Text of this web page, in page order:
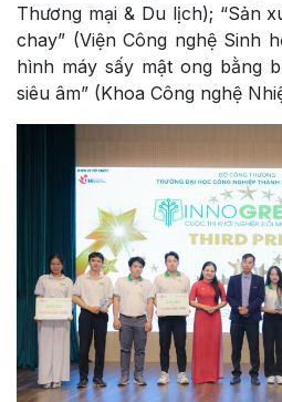
Thương mại & Du lịch); “Sản
chay” (Viện Công nghệ Sinh
hình máy sấy mật ong bằng
siêu âm” (Khoa Công nghệ